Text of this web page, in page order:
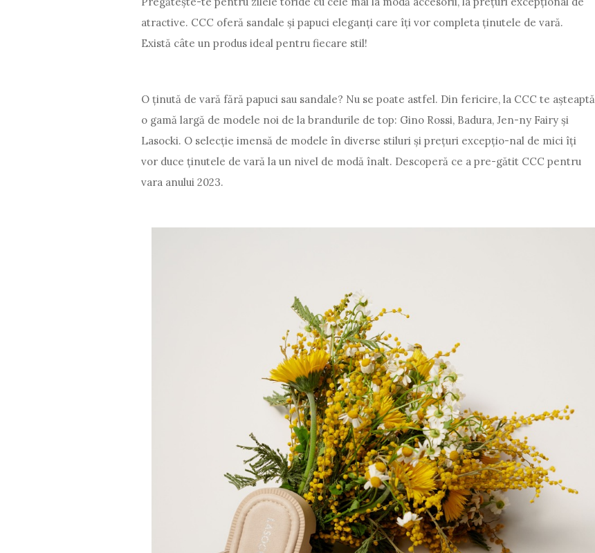
atractive. CCC oferă sandale și papuci eleganți care îți vor completa ținutele de vară.
Există câte un produs ideal pentru fiecare stil!
O ținută de vară fără papuci sau sandale? Nu se poate astfel. Din fericire, la CCC te așteaptă
o gamă largă de modele noi de la brandurile de top: Gino Rossi, Badura, Jen-ny Fairy și
Lasocki. O selecție imensă de modele în diverse stiluri și prețuri excepțio-nal de mici îți
vor duce ținutele de vară la un nivel de modă înalt. Descoperă ce a pre-gătit CCC pentru
vara anului 2023.